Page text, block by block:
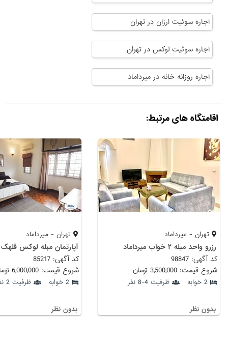
اجاره سوئیت ارزان در تهران
اجاره سوئیت لوکس در تهران
اجاره روزانه خانه در میرداماد
اقامتگاه های مرتبط:
تهران - میرداماد
رزرو واحد مبله ۲ خواب میرداماد
کد آگهی: 98847
شروع قیمت: 3,500,000 تومان
2 خوابه ظرفیت 4-8 نفر
بدون نظر
تهران - میرداماد
آپارتمان مبله لوکس قلهک
کد آگهی: 85217
شروع قیمت: 6,000,000 تومان
2 خوابه ظرفیت 2 نفر
بدون نظر